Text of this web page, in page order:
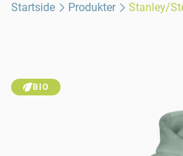
Startside Produkter Stanley/
BIO